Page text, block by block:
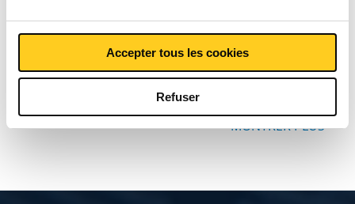
Accepter tous les cookies
Refuser
froid
Prix en euro par 1
MONTRER PLUS